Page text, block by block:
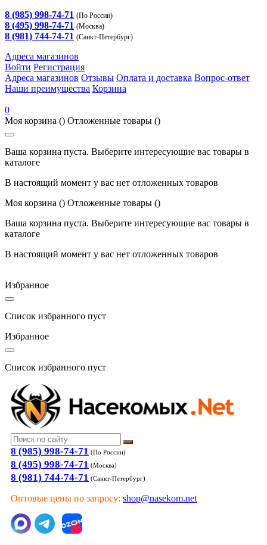
8 (985) 998-74-71 (По России)
8 (495) 998-74-71 (Москва)
8 (981) 744-74-71 (Санкт-Петербург)
Адреса магазинов
Войти Регистрация
Адреса магазинов Отзывы Оплата и доставка Вопрос-ответ
Наши преимущества Корзина
0
Моя корзина () Отложенные товары ()
Ваша корзина пуста. Выберите интересующие вас товары в
каталоге
В настоящий момент у вас нет отложенных товаров
Моя корзина () Отложенные товары ()
Ваша корзина пуста. Выберите интересующие вас товары в
каталоге
В настоящий момент у вас нет отложенных товаров
Избранное
Список избранного пуст
Избранное
Список избранного пуст
8 (985) 998-74-71 (По России)
8 (495) 998-74-71 (Москва)
8 (981) 744-74-71 (Санкт-Петербург)
Оптовые цены по запросу: shop@nasekom.net